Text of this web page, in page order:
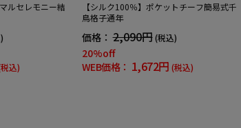
ルセレモニー結
込)
【シルク100％】ポケットチーフ簡易式千
鳥格子通年
価格： 2,090円 (税込)
20%off
WEB価格： 1,672円 (税込)